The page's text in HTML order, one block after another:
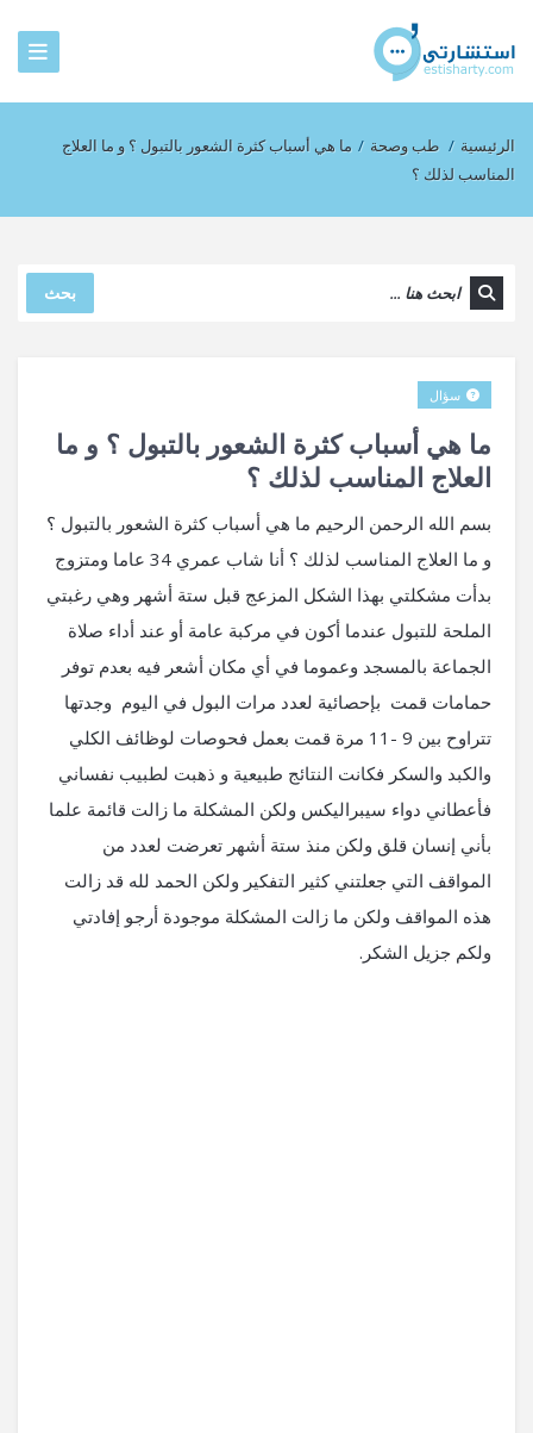
الرئيسية / طب وصحة / ما هي أسباب كثرة الشعور بالتبول ؟ و ما العلاج
المناسب لذلك ؟
بحث
ما هي أسباب كثرة الشعور بالتبول ؟ و ما
العلاج المناسب لذلك ؟
سؤال
بسم الله الرحمن الرحيم ما هي أسباب كثرة الشعور بالتبول ؟
و ما العلاج المناسب لذلك ؟ أنا شاب عمري 34 عاما ومتزوج
بدأت مشكلتي بهذا الشكل المزعج قبل ستة أشهر وهي رغبتي
الملحة للتبول عندما أكون في مركبة عامة أو عند أداء صلاة
الجماعة بالمسجد وعموما في أي مكان أشعر فيه بعدم توفر
حمامات قمت بإحصائية لعدد مرات البول في اليوم وجدتها
تتراوح بين 9 -11 مرة قمت بعمل فحوصات لوظائف الكلي
والكبد والسكر فكانت النتائج طبيعية و ذهبت لطبيب نفساني
فأعطاني دواء سيبراليكس ولكن المشكلة ما زالت قائمة علما
بأني إنسان قلق ولكن منذ ستة أشهر تعرضت لعدد من
المواقف التي جعلتني كثير التفكير ولكن الحمد لله قد زالت
هذه المواقف ولكن ما زالت المشكلة موجودة أرجو إفادتي
ولكم جزيل الشكر.